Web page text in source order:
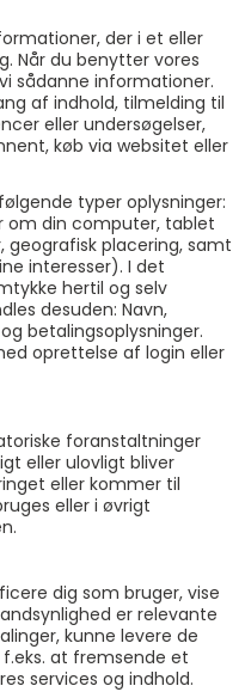
der i et eller
Når du benytter vores
sådanne informationer.
af indhold, tilmelding til
eller undersøgelser,
køb via websitet eller
typer oplysninger:
om din computer, tablet
placering, samt
interesser). I det
hertil og selv
desuden: Navn,
betalingsoplysninger.
oprettelse af login eller
foranstaltninger
eller ulovligt bliver
eller kommer til
eller i øvrigt
dig som bruger, vise
er relevante
kunne levere de
at fremsende et
services og indhold.